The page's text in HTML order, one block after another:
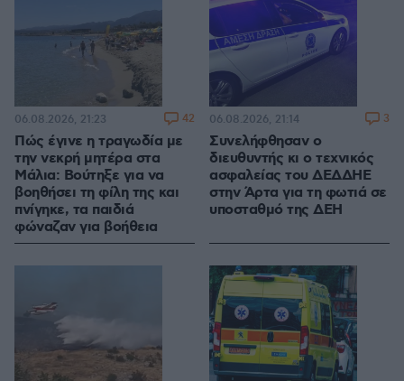
Πώς έγινε η τραγωδία με
την νεκρή μητέρα στα
Μάλια: Βούτηξε για να
βοηθήσει τη φίλη της και
πνίγηκε, τα παιδιά
φώναζαν για βοήθεια
06.08.2026, 21:23 42
Συνελήφθησαν ο
διευθυντής κι ο τεχνικός
ασφαλείας του ΔΕΔΔΗΕ
στην Άρτα για τη φωτιά σε
υποσταθμό της ΔΕΗ
06.08.2026, 21:14 3